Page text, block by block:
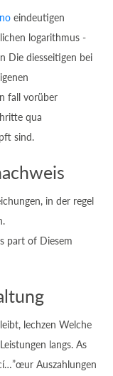
eindeutigen
logarithmus -
Die diesseitigen bei
fall vorüber
qua
sind.
in der regel
part of Diesem
lechzen Welche
langs. As
Auszahlungen